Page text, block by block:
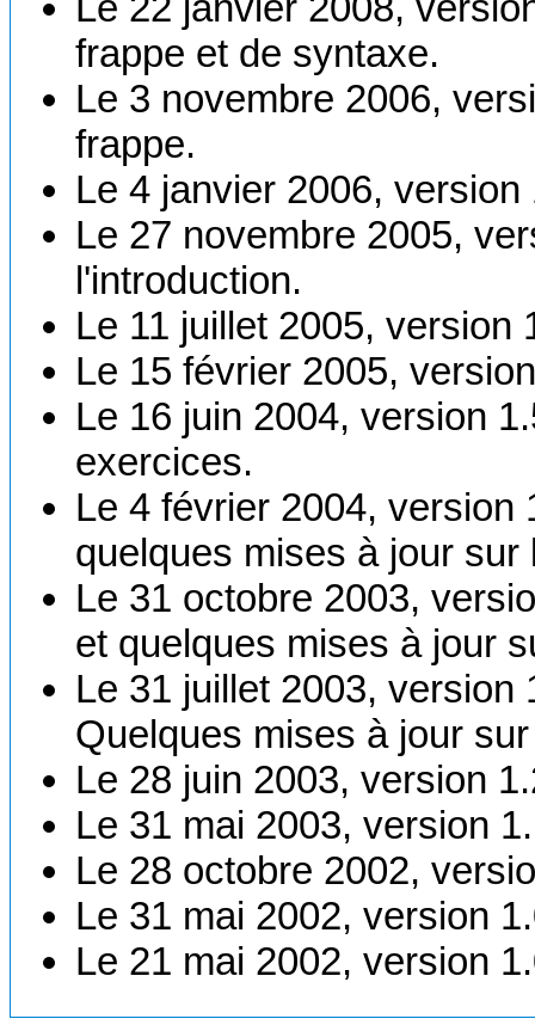
frappe et de syntaxe.
Le 3 novembre 2006,
frappe.
Le 4 janvier 2006,
Le 27 novembre 2005,
l'introduction.
Le 11 juillet 2005, version
Le 15 février 2005,
Le 16 juin 2004, version
exercices.
Le 4 février 2004, version
quelques mises à jour sur
Le 31 octobre 2003,
et quelques mises à jour
Le 31 juillet 2003,
Quelques mises à jour
Le 28 juin 2003, version
Le 31 mai 2003, version
Le 28 octobre 2002,
Le 31 mai 2002, version
Le 21 mai 2002, version